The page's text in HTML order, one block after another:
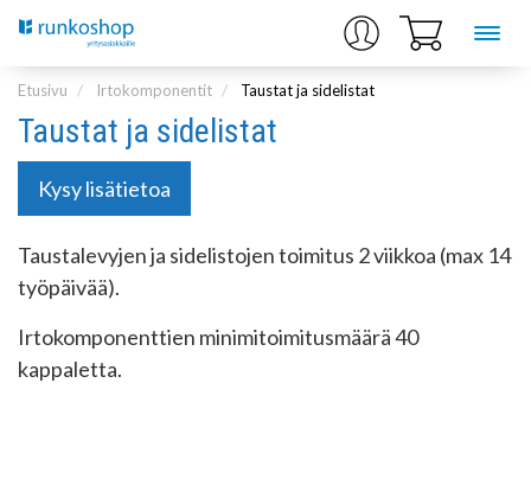
Etusivu Irtokomponentit Taustat ja sidelistat
Taustat ja sidelistat
Kysy lisätietoa
Taustalevyjen ja sidelistojen toimitus 2 viikkoa (max 14
työpäivää).
Irtokomponenttien minimitoimitusmäärä 40
kappaletta.